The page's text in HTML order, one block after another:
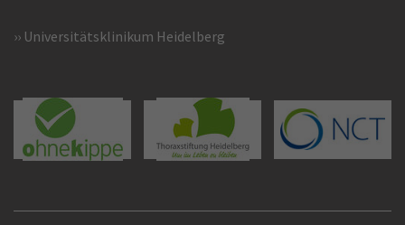
Universitätsklinikum Heidelberg